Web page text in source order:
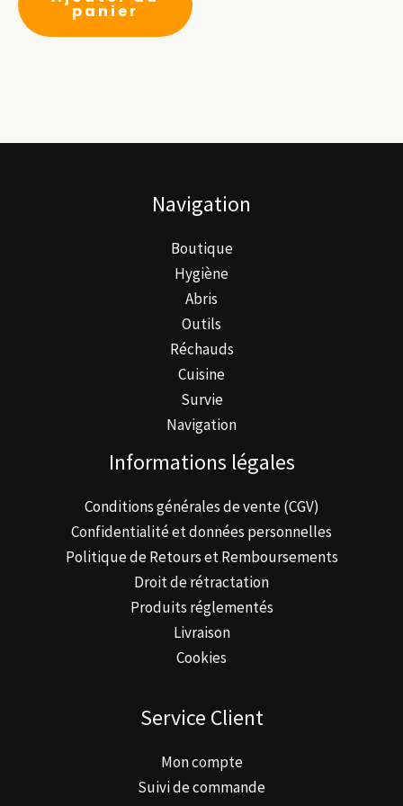
panier
Navigation
Boutique
Hygiène
Abris
Outils
Réchauds
Cuisine
Survie
Navigation
Informations légales
Conditions générales de vente (CGV)
Confidentialité et données personnelles
Politique de Retours et Remboursements
Droit de rétractation
Produits réglementés
Livraison
Cookies
Service Client
Mon compte
Suivi de commande